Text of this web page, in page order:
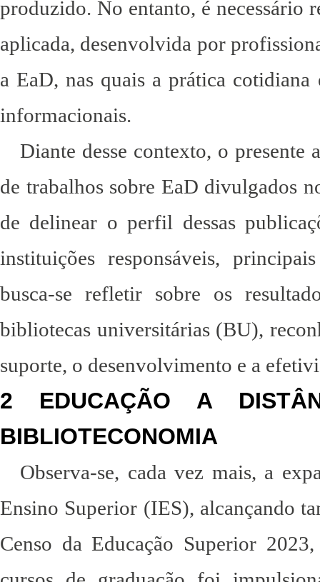
produzido. No entanto, é necessário
aplicada, desenvolvida por
a EaD, nas quais a prática
informacionais.
Diante desse contexto, o
de trabalhos sobre EaD divulgados
de delinear o perfil dessas
instituições responsáveis,
busca-se refletir sobre os
bibliotecas universitárias (BU),
suporte, o desenvolvimento e a
2 EDUCAÇÃO A
BIBLIOTECONOMIA
Observa-se, cada vez mais, a
Ensino Superior (IES), alcançando
Censo da Educação Superior